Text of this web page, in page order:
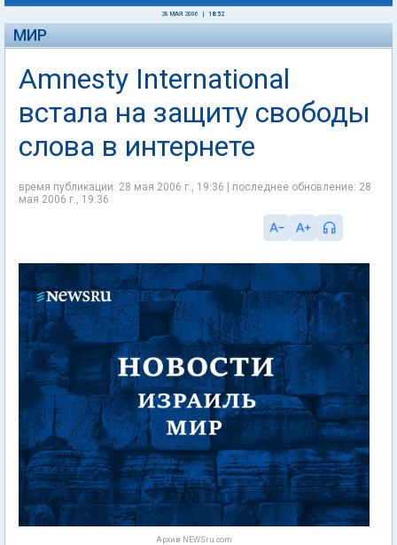
28 МАЯ 2006 18:52
МИР
Amnesty International
встала на защиту свободы
слова в интернете
время публикации: 28 мая 2006 г., 19:36 | последнее обновление: 28
мая 2006 г., 19:36
Архив NEWSru.com